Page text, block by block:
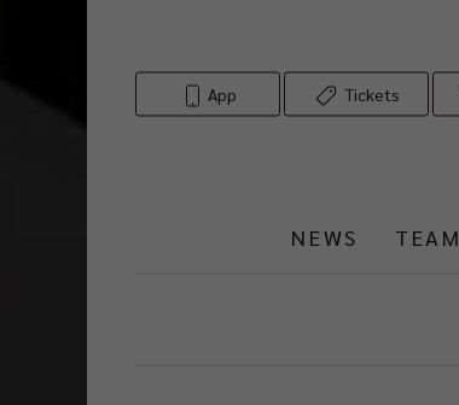
App Tickets
NEWS TEAM